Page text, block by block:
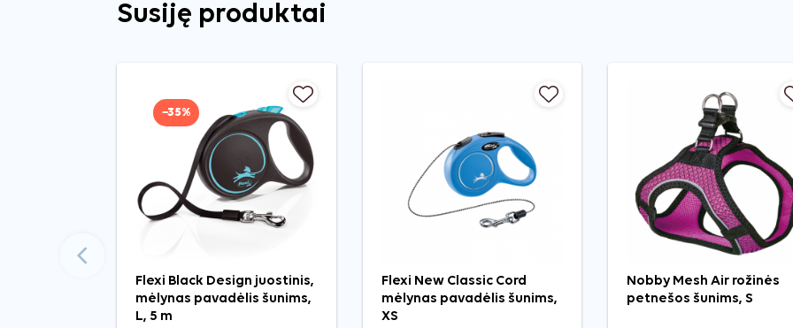
Susiję produktai
−35%
Flexi Black Design juostinis,
mėlynas pavadėlis šunims,
L, 5 m
Flexi New Classic Cord
mėlynas pavadėlis šunims,
XS
Nobby Mesh Air rožinės
petnešos šunims, S